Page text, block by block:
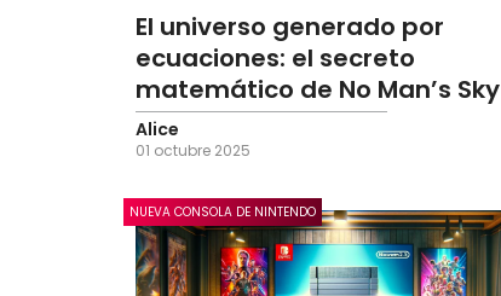
El universo generado por
ecuaciones: el secreto
matemático de No Man’s Sky
Alice
01 octubre 2025
NUEVA CONSOLA DE NINTENDO